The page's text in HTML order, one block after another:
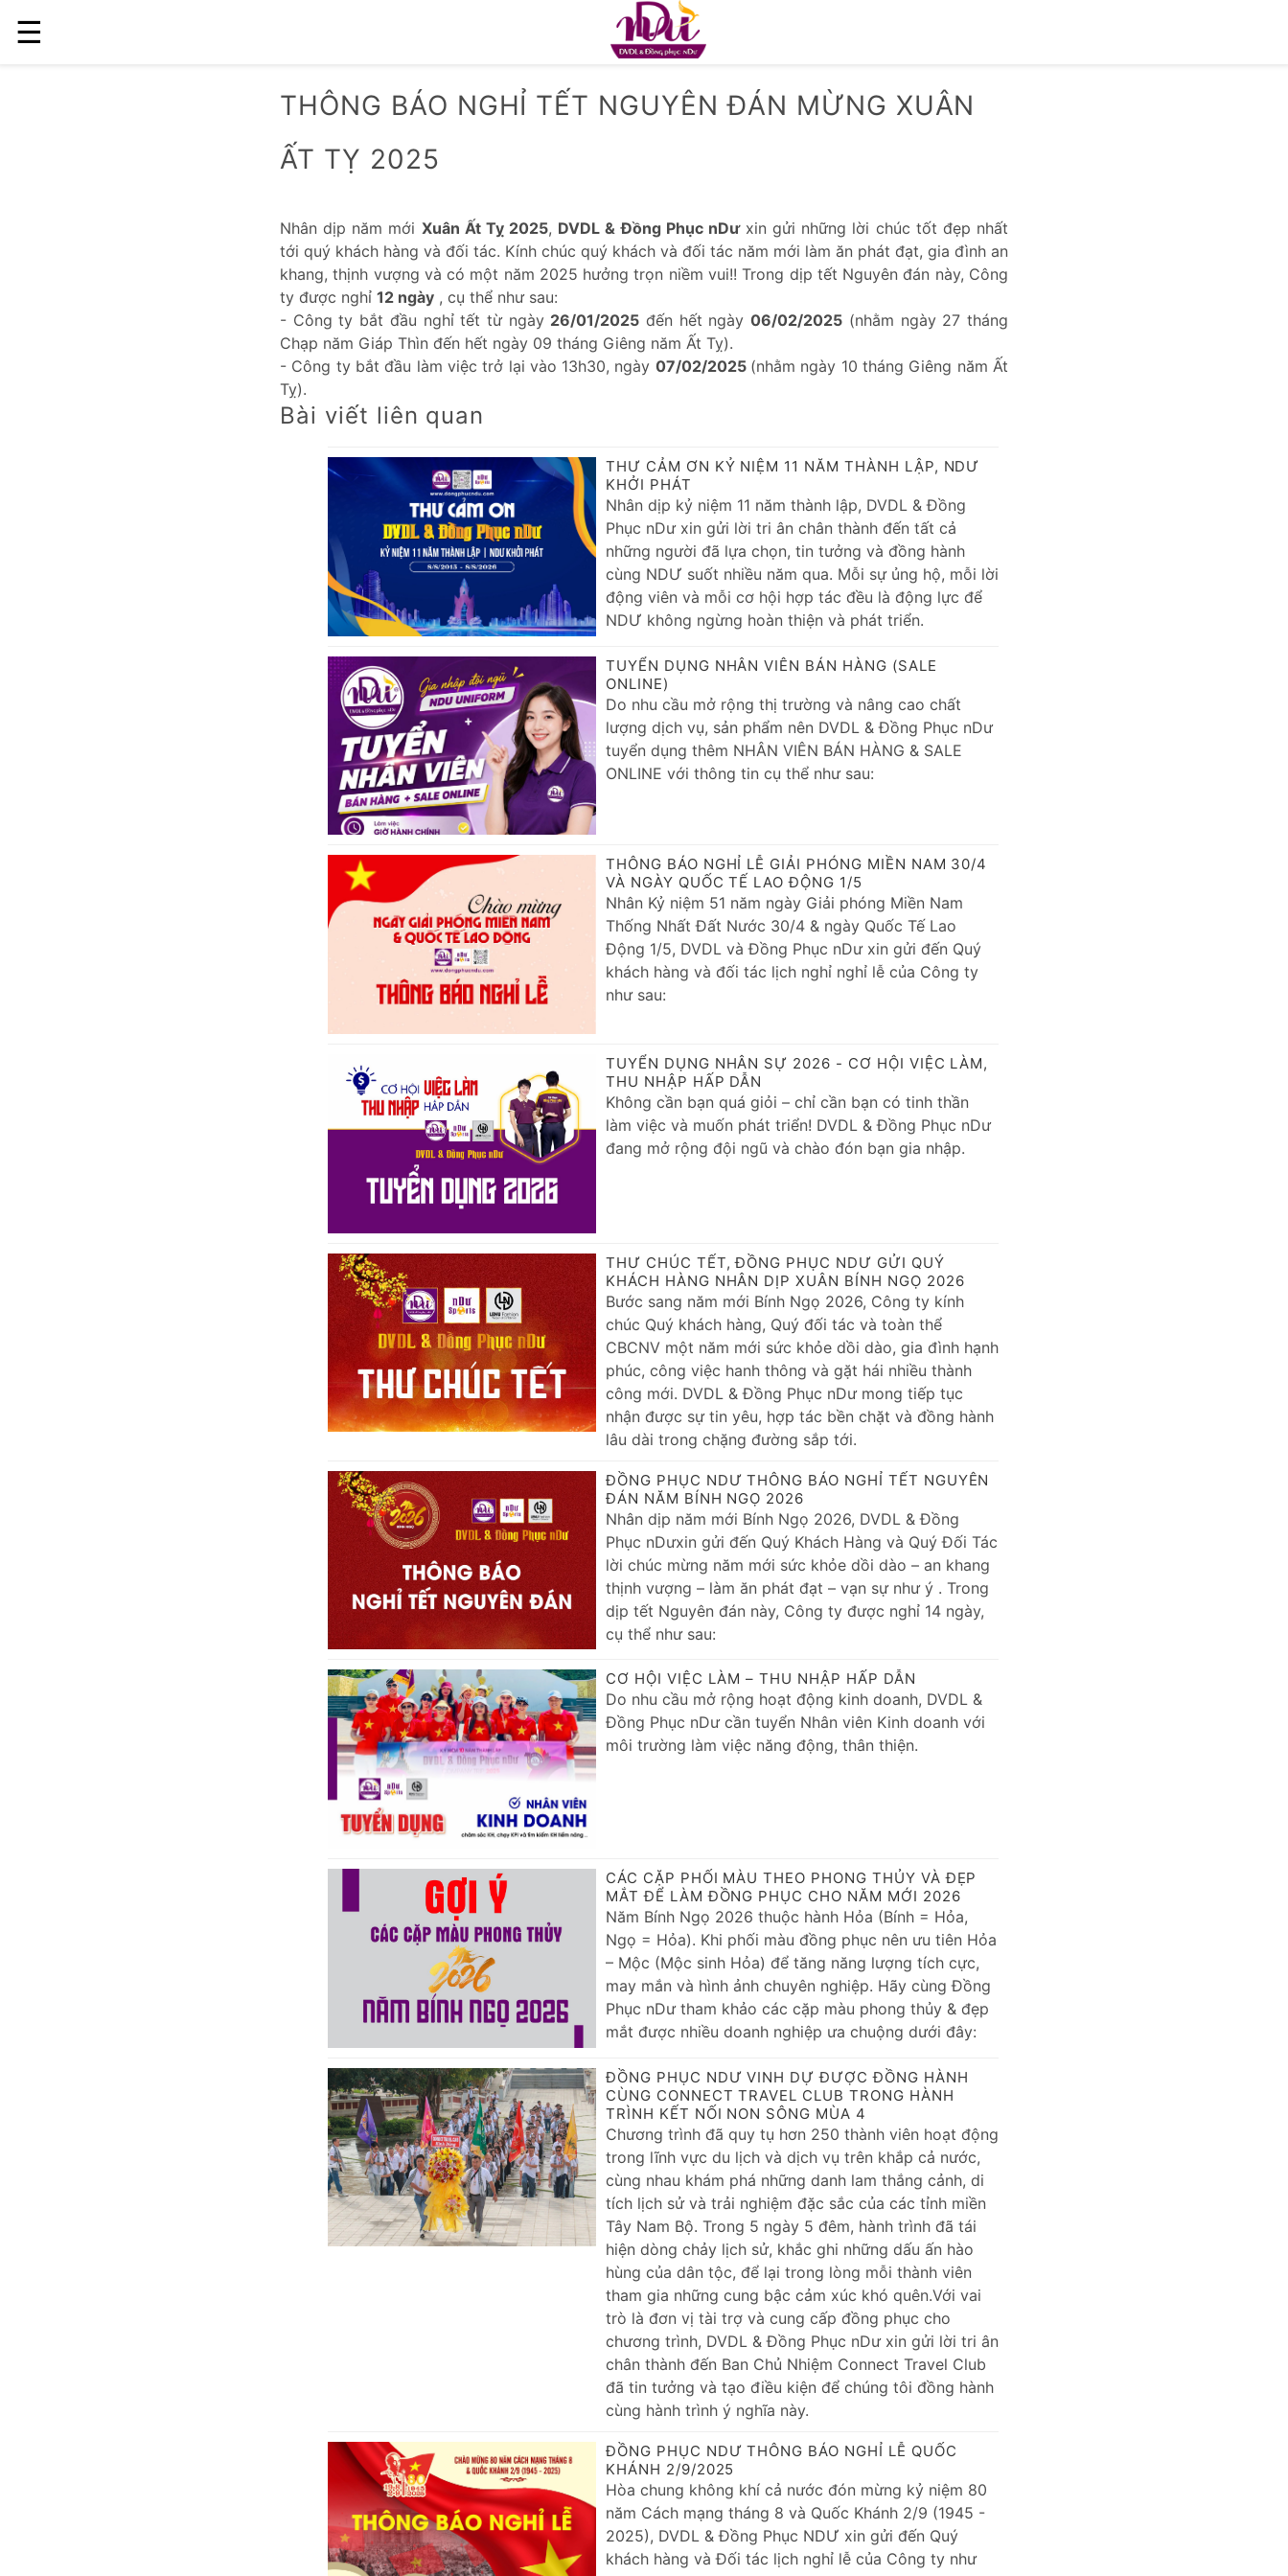
☰
THÔNG BÁO NGHỈ TẾT NGUYÊN ĐÁN MỪNG XUÂN
ẤT TỴ 2025
Nhân dịp năm mới Xuân Ất Tỵ 2025, DVDL &Đồng Phục nDưxin gửi những lời chúc tốt đẹp nhất
tới quý khách hàng và đối tác. Kính chúc quý khách và đối tác năm mới làm ăn phát đạt, gia đình an
khang, thịnh vượng và có một năm 2025 hưởng trọn niềm vui!! Trong dịp tết Nguyên đán này, Công
ty được nghỉ 12 ngày , cụ thể như sau:
- Công ty bắt đầu nghỉ tết từ ngày 26/01/2025 đến hết ngày06/02/2025 (nhằm ngày 27 tháng
Chạp năm Giáp Thìn đến hết ngày 09 tháng Giêng năm Ất Tỵ).
- Công ty bắt đầu làm việc trở lại vào 13h30, ngày 07/02/2025 (nhằm ngày 10 tháng Giêng năm Ất
Tỵ).
Bài viết liên quan
THƯ CẢM ƠN KỶ NIỆM 11 NĂM THÀNH LẬP, NDƯ
KHỞI PHÁT
Nhân dịp kỷ niệm 11 năm thành lập, DVDL & Đồng
Phục nDư xin gửi lời tri ân chân thành đến tất cả
những người đã lựa chọn, tin tưởng và đồng hành
cùng NDƯ suốt nhiều năm qua. Mỗi sự ủng hộ, mỗi lời
động viên và mỗi cơ hội hợp tác đều là động lực để
NDƯ không ngừng hoàn thiện và phát triển.
TUYỂN DỤNG NHÂN VIÊN BÁN HÀNG (SALE
ONLINE)
Do nhu cầu mở rộng thị trường và nâng cao chất
lượng dịch vụ, sản phẩm nên DVDL & Đồng Phục nDư
tuyển dụng thêm NHÂN VIÊN BÁN HÀNG & SALE
ONLINE với thông tin cụ thể như sau:
THÔNG BÁO NGHỈ LỄ GIẢI PHÓNG MIỀN NAM 30/4
VÀ NGÀY QUỐC TẾ LAO ĐỘNG 1/5
Nhân Kỷ niệm 51 năm ngày Giải phóng Miền Nam
Thống Nhất Đất Nước 30/4 & ngày Quốc Tế Lao
Động 1/5, DVDL và Đồng Phục nDư xin gửi đến Quý
khách hàng và đối tác lịch nghỉ nghỉ lễ của Công ty
như sau:
TUYỂN DỤNG NHÂN SỰ 2026 - CƠ HỘI VIỆC LÀM,
THU NHẬP HẤP DẪN
Không cần bạn quá giỏi – chỉ cần bạn có tinh thần
làm việc và muốn phát triển! DVDL & Đồng Phục nDư
đang mở rộng đội ngũ và chào đón bạn gia nhập.
THƯ CHÚC TẾT, ĐỒNG PHỤC NDƯ GỬI QUÝ
KHÁCH HÀNG NHÂN DỊP XUÂN BÍNH NGỌ 2026
Bước sang năm mới Bính Ngọ 2026, Công ty kính
chúc Quý khách hàng, Quý đối tác và toàn thể
CBCNV một năm mới sức khỏe dồi dào, gia đình hạnh
phúc, công việc hanh thông và gặt hái nhiều thành
công mới. DVDL & Đồng Phục nDư mong tiếp tục
nhận được sự tin yêu, hợp tác bền chặt và đồng hành
lâu dài trong chặng đường sắp tới.
ĐỒNG PHỤC NDƯ THÔNG BÁO NGHỈ TẾT NGUYÊN
ĐÁN NĂM BÍNH NGỌ 2026
Nhân dịp năm mới Bính Ngọ 2026, DVDL & Đồng
Phục nDưxin gửi đến Quý Khách Hàng và Quý Đối Tác
lời chúc mừng năm mới sức khỏe dồi dào – an khang
thịnh vượng – làm ăn phát đạt – vạn sự như ý . Trong
dịp tết Nguyên đán này, Công ty được nghỉ 14 ngày,
cụ thể như sau:
CƠ HỘI VIỆC LÀM – THU NHẬP HẤP DẪN
Do nhu cầu mở rộng hoạt động kinh doanh, DVDL &
Đồng Phục nDư cần tuyển Nhân viên Kinh doanh với
môi trường làm việc năng động, thân thiện.
CÁC CẶP PHỐI MÀU THEO PHONG THỦY VÀ ĐẸP
MẮT ĐỂ LÀM ĐỒNG PHỤC CHO NĂM MỚI 2026
Năm Bính Ngọ 2026 thuộc hành Hỏa (Bính = Hỏa,
Ngọ = Hỏa). Khi phối màu đồng phục nên ưu tiên Hỏa
– Mộc (Mộc sinh Hỏa) để tăng năng lượng tích cực,
may mắn và hình ảnh chuyên nghiệp. Hãy cùng Đồng
Phục nDư tham khảo các cặp màu phong thủy & đẹp
mắt được nhiều doanh nghiệp ưa chuộng dưới đây:
ĐỒNG PHỤC NDƯ VINH DỰ ĐƯỢC ĐỒNG HÀNH
CÙNG CONNECT TRAVEL CLUB TRONG HÀNH
TRÌNH KẾT NỐI NON SÔNG MÙA 4
Chương trình đã quy tụ hơn 250 thành viên hoạt động
trong lĩnh vực du lịch và dịch vụ trên khắp cả nước,
cùng nhau khám phá những danh lam thắng cảnh, di
tích lịch sử và trải nghiệm đặc sắc của các tỉnh miền
Tây Nam Bộ. Trong 5 ngày 5 đêm, hành trình đã tái
hiện dòng chảy lịch sử, khắc ghi những dấu ấn hào
hùng của dân tộc, để lại trong lòng mỗi thành viên
tham gia những cung bậc cảm xúc khó quên.Với vai
trò là đơn vị tài trợ và cung cấp đồng phục cho
chương trình, DVDL & Đồng Phục nDư xin gửi lời tri ân
chân thành đến Ban Chủ Nhiệm Connect Travel Club
đã tin tưởng và tạo điều kiện để chúng tôi đồng hành
cùng hành trình ý nghĩa này.
ĐỒNG PHỤC NDƯ THÔNG BÁO NGHỈ LỄ QUỐC
KHÁNH 2/9/2025
Hòa chung không khí cả nước đón mừng kỷ niệm 80
năm Cách mạng tháng 8 và Quốc Khánh 2/9 (1945 -
2025), DVDL & Đồng Phục NDƯ xin gửi đến Quý
khách hàng và Đối tác lịch nghỉ lễ của Công ty như